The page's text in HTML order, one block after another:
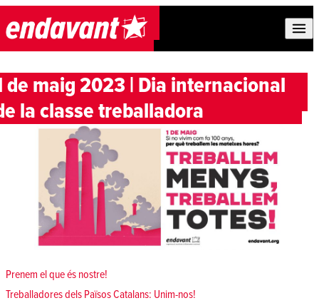
Skip to content
de maig 2023 | Dia internacional
la classe treballadora
Prenem el que és nostre!
Treballadores dels Països Catalans: Unim-nos!